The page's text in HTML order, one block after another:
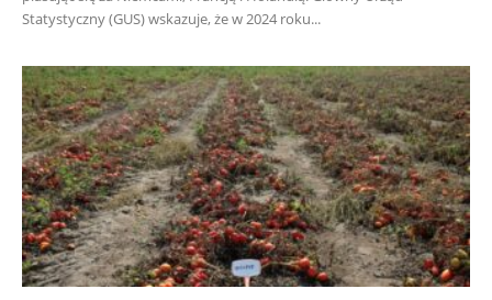
Statystyczny (GUS) wskazuje, że w 2024 roku...